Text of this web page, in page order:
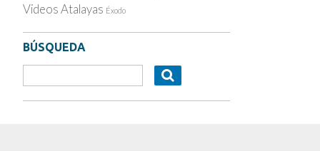
Videos Atalayas Éxodo
BÚSQUEDA